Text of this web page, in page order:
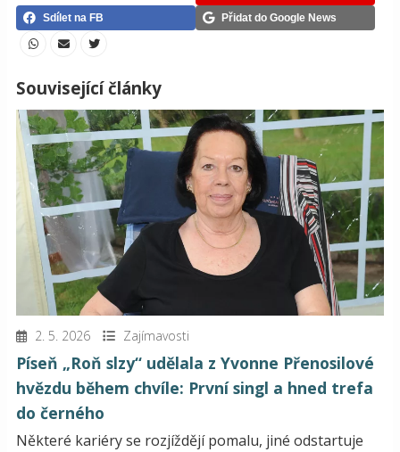
Sdílet na FB
Přidat do Google News
Související články
2. 5. 2026 Zajímavosti
Píseň „Roň slzy“ udělala z Yvonne Přenosilové
hvězdu během chvíle: První singl a hned trefa
do černého
Některé kariéry se rozjíždějí pomalu, jiné odstartuje